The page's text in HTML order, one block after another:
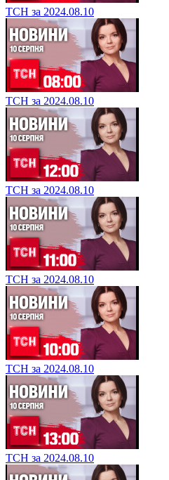
ТСН за 2024.08.10
ТСН за 2024.08.10
ТСН за 2024.08.10
ТСН за 2024.08.10
ТСН за 2024.08.10
ТСН за 2024.08.10